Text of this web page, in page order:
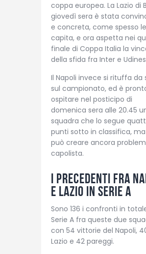
coppa europea. La Lazio di
giovedì sera è stata
e concreta, come spesso le
capita, e ora aspetta nei
finale di Coppa Italia la
della sfida fra Inter e
Il Napoli invece si rituffa da
sul campionato, ed è
ospitare nel posticipo di
domenica sera alle 20.45
squadra che lo segue
punti sotto in classifica,
può creare ancora
capolista.
I precedenti fra
e Lazio in Serie A
Sono 136 i confronti in
Serie A fra queste due
con 54 vittorie del Napoli,
Lazio e 42 pareggi.